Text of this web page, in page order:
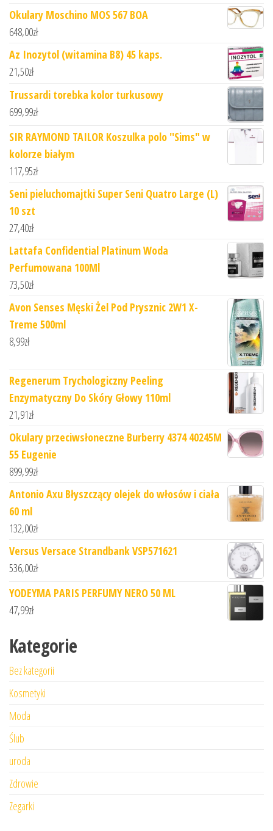
Okulary Moschino MOS 567 BOA
648,00zł
Az Inozytol (witamina B8) 45 kaps.
21,50zł
Trussardi torebka kolor turkusowy
699,99zł
SIR RAYMOND TAILOR Koszulka polo ''Sims" w
kolorze białym
117,95zł
Seni pieluchomajtki Super Seni Quatro Large (L)
10 szt
27,40zł
Lattafa Confidential Platinum Woda
Perfumowana 100Ml
73,50zł
Avon Senses Męski Żel Pod Prysznic 2W1 X-
Treme 500ml
8,99zł
Regenerum Trychologiczny Peeling
Enzymatyczny Do Skóry Głowy 110ml
21,91zł
Okulary przeciwsłoneczne Burberry 4374 40245M
55 Eugenie
899,99zł
Antonio Axu Błyszczący olejek do włosów i ciała
60 ml
132,00zł
Versus Versace Strandbank VSP571621
536,00zł
YODEYMA PARIS PERFUMY NERO 50 ML
47,99zł
Kategorie
Bez kategorii
Kosmetyki
Moda
Ślub
uroda
Zdrowie
Zegarki